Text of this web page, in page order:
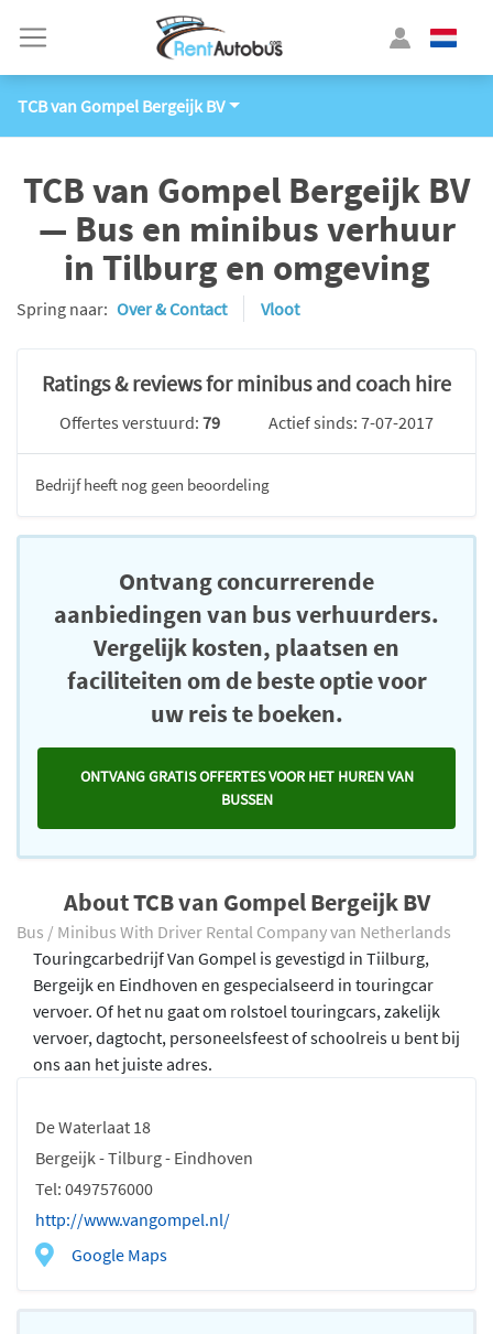
TCB van Gompel Bergeijk BV
TCB van Gompel Bergeijk BV
— Bus en minibus verhuur
in Tilburg en omgeving
Spring naar: Over & Contact Vloot
Ratings & reviews for minibus and coach hire
Offertes verstuurd: 79 Actief sinds: 7-07-2017
Bedrijf heeft nog geen beoordeling
Ontvang concurrerende
aanbiedingen van bus verhuurders.
Vergelijk kosten, plaatsen en
faciliteiten om de beste optie voor
uw reis te boeken.
ONTVANG GRATIS OFFERTES VOOR HET HUREN VAN
BUSSEN
About TCB van Gompel Bergeijk BV
Bus / Minibus With Driver Rental Company van Netherlands
De Waterlaat 18
Bergeijk - Tilburg - Eindhoven
Tel: 0497576000
http://www.vangompel.nl/
Google Maps
Touringcarbedrijf Van Gompel is gevestigd in Tiilburg,
Bergeijk en Eindhoven en gespecialseerd in touringcar
vervoer. Of het nu gaat om rolstoel touringcars, zakelijk
vervoer, dagtocht, personeelsfeest of schoolreis u bent bij
ons aan het juiste adres.